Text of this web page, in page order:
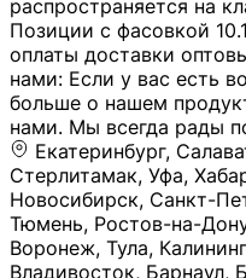
распространяется на
Позиции с фасовкой
оплаты доставки
нами: Если у вас есть
больше о нашем
нами. Мы всегда рады
Екатеринбург,
Стерлитамак, Уфа,
Новосибирск, Санкт-
Тюмень, Ростов-на-
Воронеж, Тула,
Владивосток, Барнаул,